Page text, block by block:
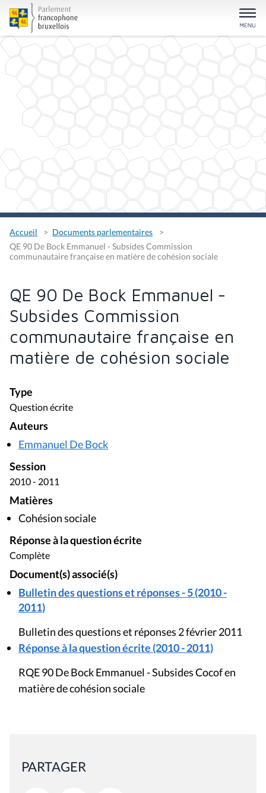
Accueil
Documents parlementaires
QE 90 De Bock Emmanuel - Subsides Commission
communautaire française en matière de cohésion sociale
QE 90 De Bock Emmanuel -
Subsides Commission
communautaire française en
matière de cohésion sociale
Type
Question écrite
Auteurs
Emmanuel De Bock
Session
2010 - 2011
Matières
Cohésion sociale
Réponse à la question écrite
Complète
Document(s) associé(s)
Bulletin des questions et réponses - 5 (2010 -
2011)
Bulletin des questions et réponses 2 février 2011
Réponse à la question écrite (2010 - 2011)
RQE 90 De Bock Emmanuel - Subsides Cocof en
matière de cohésion sociale
PARTAGER